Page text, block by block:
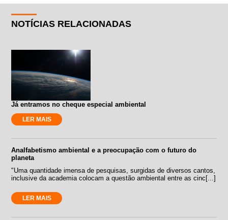
NOTÍCIAS RELACIONADAS
Já entramos no cheque especial ambiental
LER MAIS
Analfabetismo ambiental e a preocupação com o futuro do
planeta
"Uma quantidade imensa de pesquisas, surgidas de diversos cantos,
inclusive da academia colocam a questão ambiental entre as cinc[...]
LER MAIS